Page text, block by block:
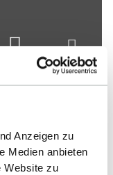
Anzeigen zu
Medien anbieten
Website zu